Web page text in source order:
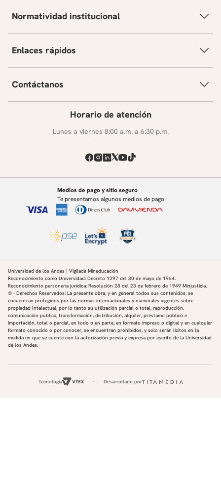
Normatividad institucional
Enlaces rápidos
Contáctanos
Horario de atención
Lunes a viernes 8:00 a.m. a 6:30 p.m.
Medios de pago y sitio seguro
Te presentamos algunos medios de pago
Universidad de los Andes | Vigilada Mineducación
Reconocimiento como Universidad: Decreto 1297 del 30 de mayo de 1964.
Reconocimiento personería jurídica: Resolución 28 del 23 de febrero de 1949 Minjusticia.
© - Derechos Reservados: La presente obra, y en general todos sus contenidos, se
encuentran protegidos por las normas internacionales y nacionales vigentes sobre
propiedad Intelectual, por lo tanto su utilización parcial o total, reproducción,
comunicación pública, transformación, distribución, alquiler, préstamo público e
importación, total o parcial, en todo o en parte, en formato impreso o digital y en cualquier
formato conocido o por conocer, se encuentran prohibidos, y solo serán lícitos en la
medida en que se cuente con la autorización previa y expresa por escrito de la Universidad
de los Andes.
Tecnología Desarrollado por